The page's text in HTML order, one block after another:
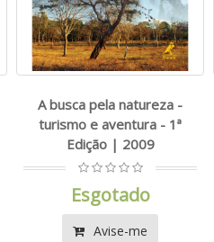
A busca pela natureza -
turismo e aventura - 1ª
Edição | 2009
Esgotado
Avise-me